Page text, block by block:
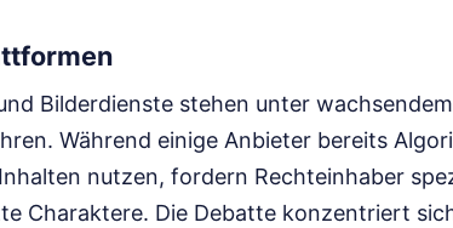
Bilderdienste stehen unter
Während einige Anbieter bereits
nutzen, fordern Rechteinhaber
Charaktere. Die Debatte konzentriert